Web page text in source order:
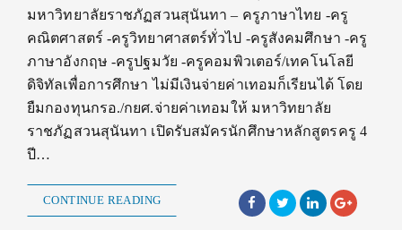
มหาวิทยาลัยราชภัฏสวนสุนันทา – ครูภาษาไทย -ครู
คณิตศาสตร์ -ครูวิทยาศาสตร์ทั่วไป -ครูสังคมศึกษา -ครู
ภาษาอังกฤษ -ครูปฐมวัย -ครูคอมพิวเตอร์/เทคโนโลยี
ดิจิทัลเพื่อการศึกษา ไม่มีเงินจ่ายค่าเทอมก็เรียนได้ โดย
ยืมกองทุนกรอ./กยศ.จ่ายค่าเทอมให้ มหาวิทยาลัย
ราชภัฏสวนสุนันทา เปิดรับสมัครนักศึกษาหลักสูตรครู 4
ปี…
CONTINUE READING